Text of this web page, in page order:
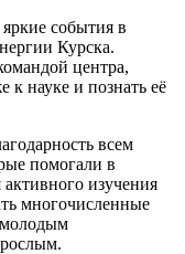
события в
Курска.
центра,
к науке и познать её
всем
помогали в
изучения
многочисленные